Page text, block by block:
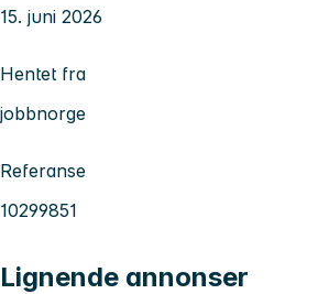
15. juni 2026
Hentet fra
jobbnorge
Referanse
10299851
Lignende annonser